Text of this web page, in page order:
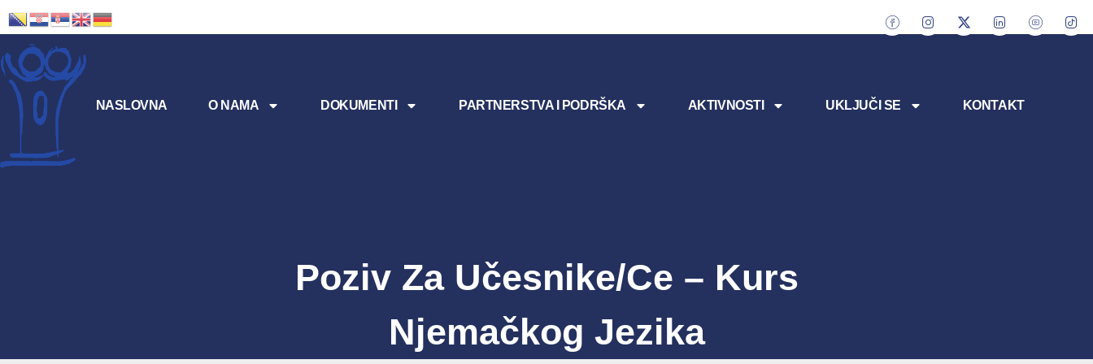
NASLOVNA O NAMA DOKUMENTI PARTNERSTVA I PODRŠKA AKTIVNOSTI UKLJUČI SE KONTAKT
Poziv Za Učesnike/ce – Kurs
Njemačkog Jezika